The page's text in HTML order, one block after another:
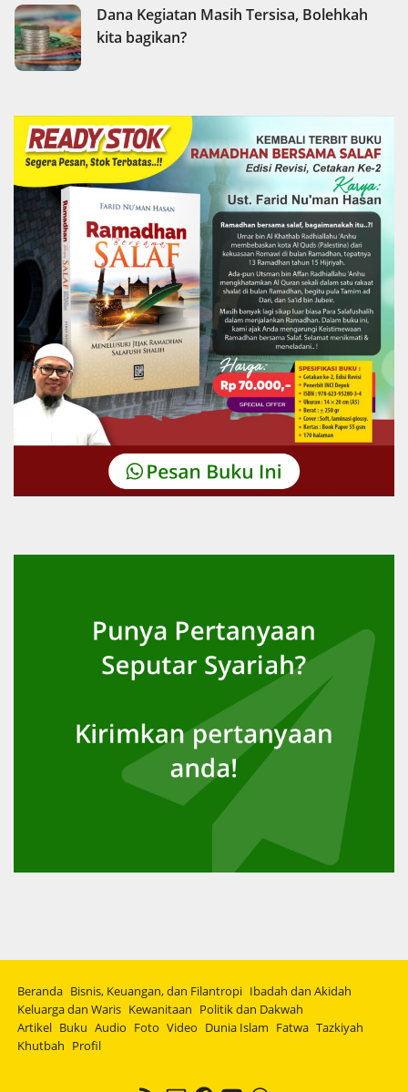
Dana Kegiatan Masih Tersisa, Bolehkah
kita bagikan?
Beranda Bisnis, Keuangan, dan Filantropi Ibadah dan Akidah
Keluarga dan Waris Kewanitaan Politik dan Dakwah
Artikel Buku Audio Foto Video Dunia Islam Fatwa Tazkiyah
Khutbah Profil